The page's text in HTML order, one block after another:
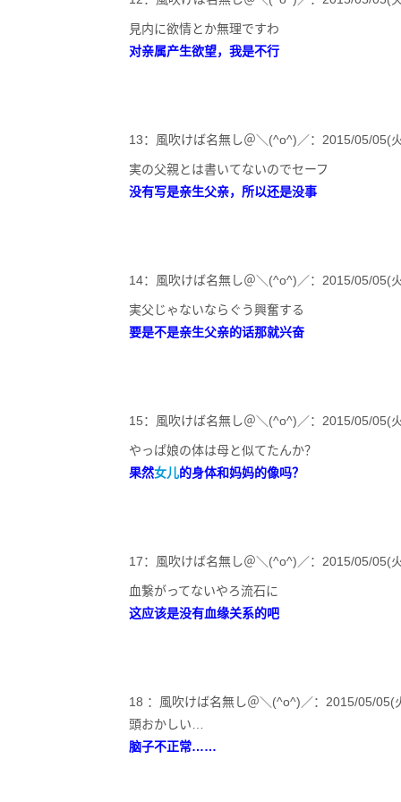
見内に欲情とか無理ですわ
对亲属产生欲望，我是不行
13：風吹けば名無し＠＼(^o^)／：2015/05/05(
実の父親とは書いてないのでセーフ
没有写是亲生父亲，所以还是没事
14：風吹けば名無し＠＼(^o^)／：2015/05/05(
実父じゃないならぐう興奮する
要是不是亲生父亲的话那就兴奋
15：風吹けば名無し＠＼(^o^)／：2015/05/05(
やっぱ娘の体は母と似てたんか？
果然女儿的身体和妈妈的像吗？
17：風吹けば名無し＠＼(^o^)／：2015/05/05(
血繋がってないやろ流石に
这应该是没有血缘关系的吧
18 ：風吹けば名無し＠＼(^o^)／：2015/05/
頭おかしい…
脑子不正常……